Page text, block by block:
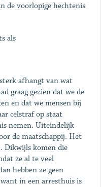
de voorlopige hechtenis
als
afhangt van wat
graag gezien dat we de
en dat we mensen bij
celstraf op staat
nemen. Uiteindelijk
de maatschappij. Het
Dikwijls komen die
ze al te veel
hebben ze geen
in een arresthuis is